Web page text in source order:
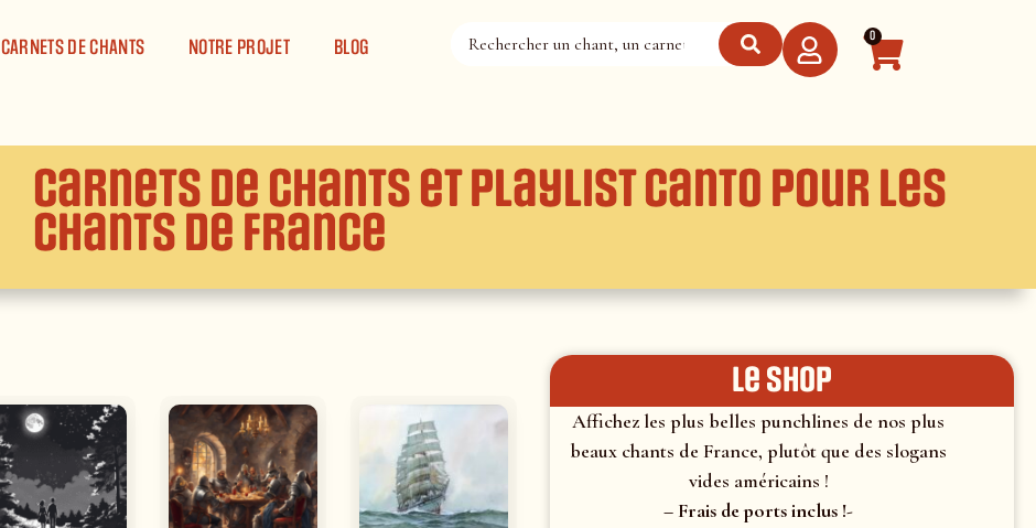
CARNETS DE CHANTS NOTRE PROJET BLOG 0
Carnets de chants et Playlist canto pour les
Chants de France
le shop
Affichez les plus belles punchlines de nos plus
beaux chants de France, plutôt que des slogans
vides américains !
– Frais de ports inclus !-